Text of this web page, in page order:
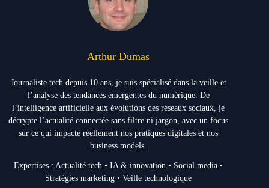
Arthur Dumas
Journaliste tech depuis 10 ans, je suis spécialisé dans la veille et
l’analyse des tendances émergentes du numérique. De
l’intelligence artificielle aux évolutions des réseaux sociaux, je
décrypte l’actualité connectée sans filtre ni jargon, avec un focus
sur ce qui impacte réellement nos pratiques digitales et nos
business models.
Expertises : Actualité tech • IA & innovation • Social media •
Stratégies marketing • Veille technologique